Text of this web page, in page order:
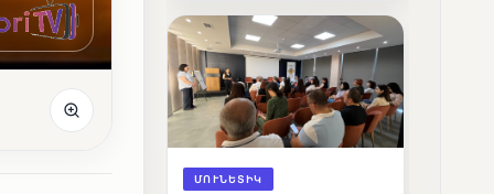
ճանապարհը
ՄՈՒՆԵՏԻԿ